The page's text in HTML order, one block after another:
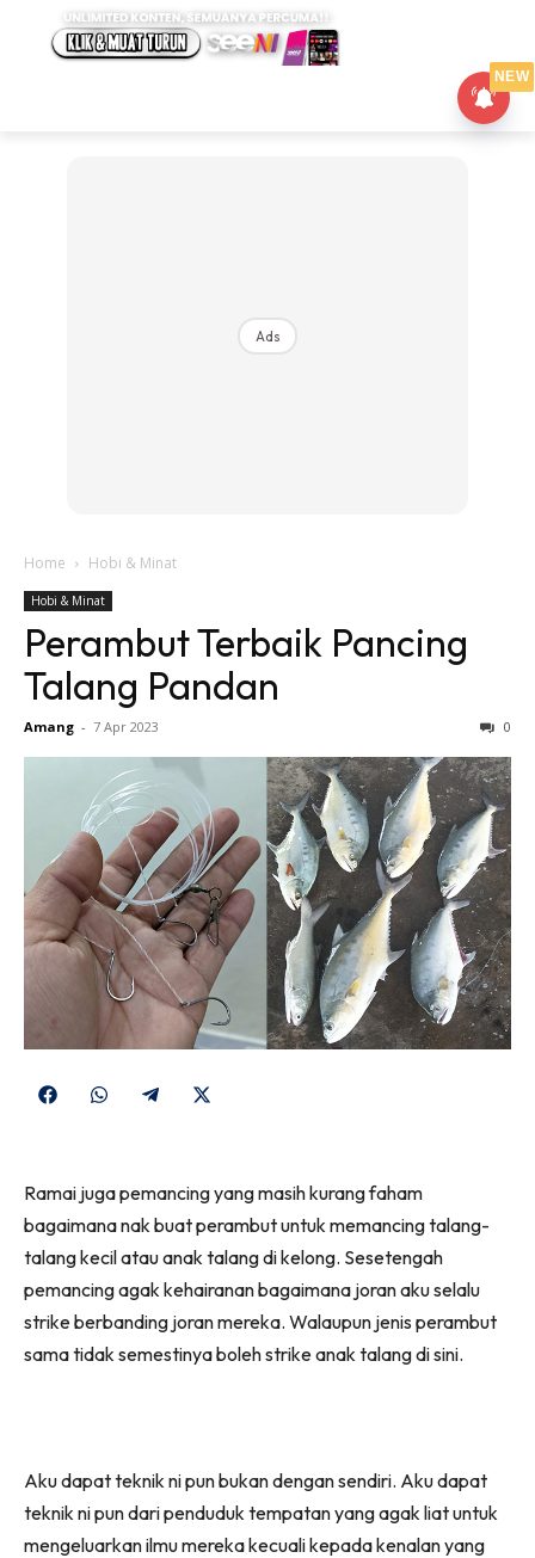
Ads
Home Hobi & Minat
Hobi & Minat
Perambut Terbaik Pancing
Talang Pandan
Amang - 7 Apr 2023 0
Share
Share
Share
(Twitter)
Ramai juga pemancing yang masih kurang faham
bagaimana nak buat perambut untuk memancing talang-
talang kecil atau anak talang di kelong. Sesetengah
pemancing agak kehairanan bagaimana joran aku selalu
strike berbanding joran mereka. Walaupun jenis perambut
sama tidak semestinya boleh strike anak talang di sini.
Aku dapat teknik ni pun bukan dengan sendiri. Aku dapat
teknik ni pun dari penduduk tempatan yang agak liat untuk
mengeluarkan ilmu mereka kecuali kepada kenalan yang
NEW